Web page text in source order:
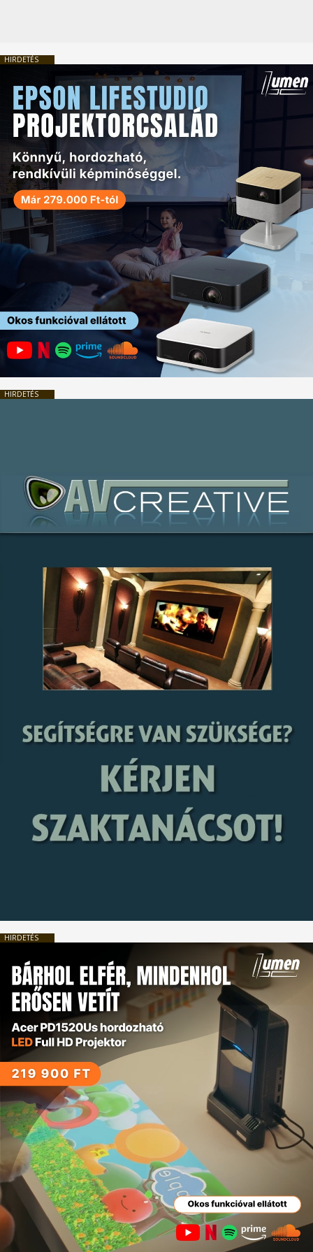
HIRDETÉS
HIRDETÉS
HIRDETÉS